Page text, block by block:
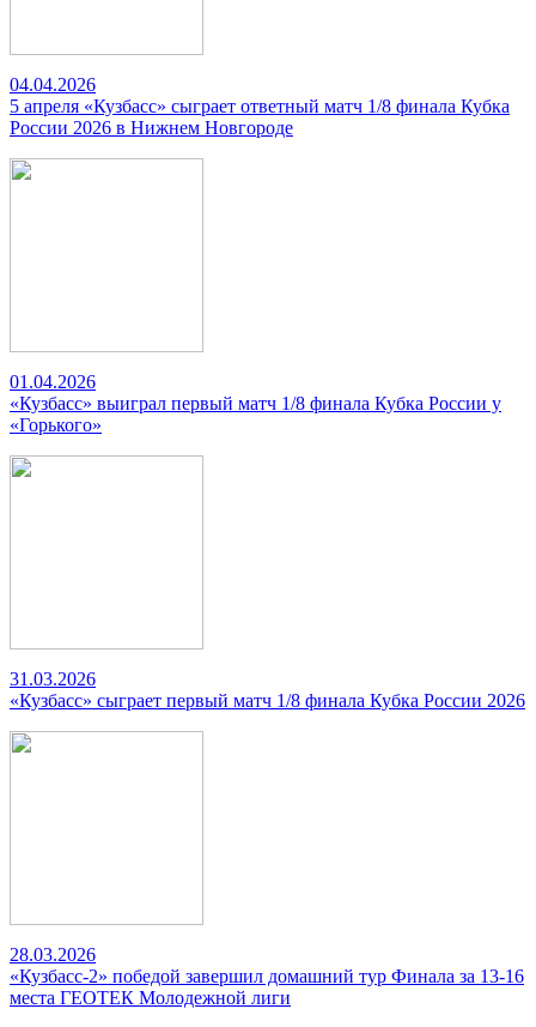
04.04.2026
5 апреля «Кузбасс» сыграет ответный матч 1/8 финала Кубка
России 2026 в Нижнем Новгороде
01.04.2026
«Кузбасс» выиграл первый матч 1/8 финала Кубка России у
«Горького»
31.03.2026
«Кузбасс» сыграет первый матч 1/8 финала Кубка России 2026
28.03.2026
«Кузбасс-2» победой завершил домашний тур Финала за 13-16
места ГЕОТЕК Молодежной лиги